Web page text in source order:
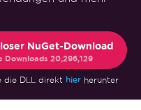
NuGet-Download
Downloads 20,296,129
die DLL direkt hierherunter